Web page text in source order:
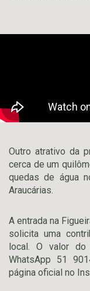
Outro atrativo da
cerca de um
quedas de água
Araucárias.
A entrada na
solicita uma
local. O valor do
WhatsApp 51
página oficial no